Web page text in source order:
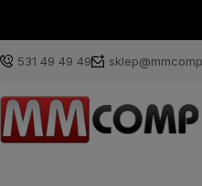
531 49 49 49